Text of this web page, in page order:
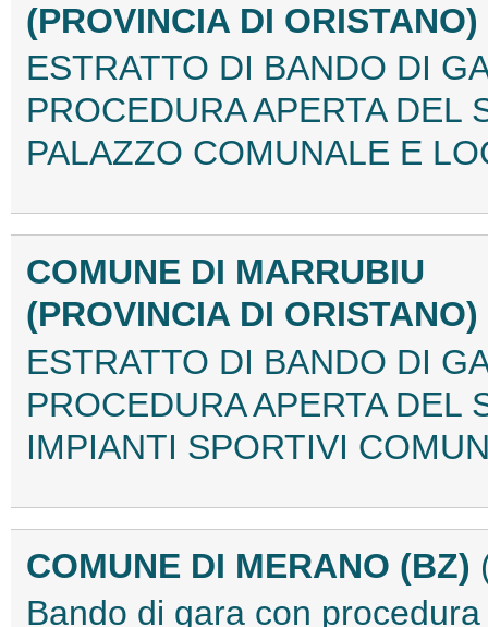
(PROVINCIA DI ORISTANO)
ESTRATTO DI BANDO DI
PROCEDURA APERTA DEL
PALAZZO COMUNALE E
COMUNE DI MARRUBIU
(PROVINCIA DI ORISTANO)
ESTRATTO DI BANDO DI
PROCEDURA APERTA DEL
IMPIANTI SPORTIVI
COMUNE DI MERANO (BZ)
Bando di gara con